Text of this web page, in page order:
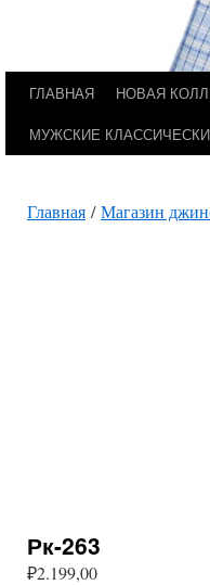
Перейти
ГЛАВНАЯ НОВАЯ
МУЖСКИЕ
Главная /Магазин
Рк-263
₽2.199,00